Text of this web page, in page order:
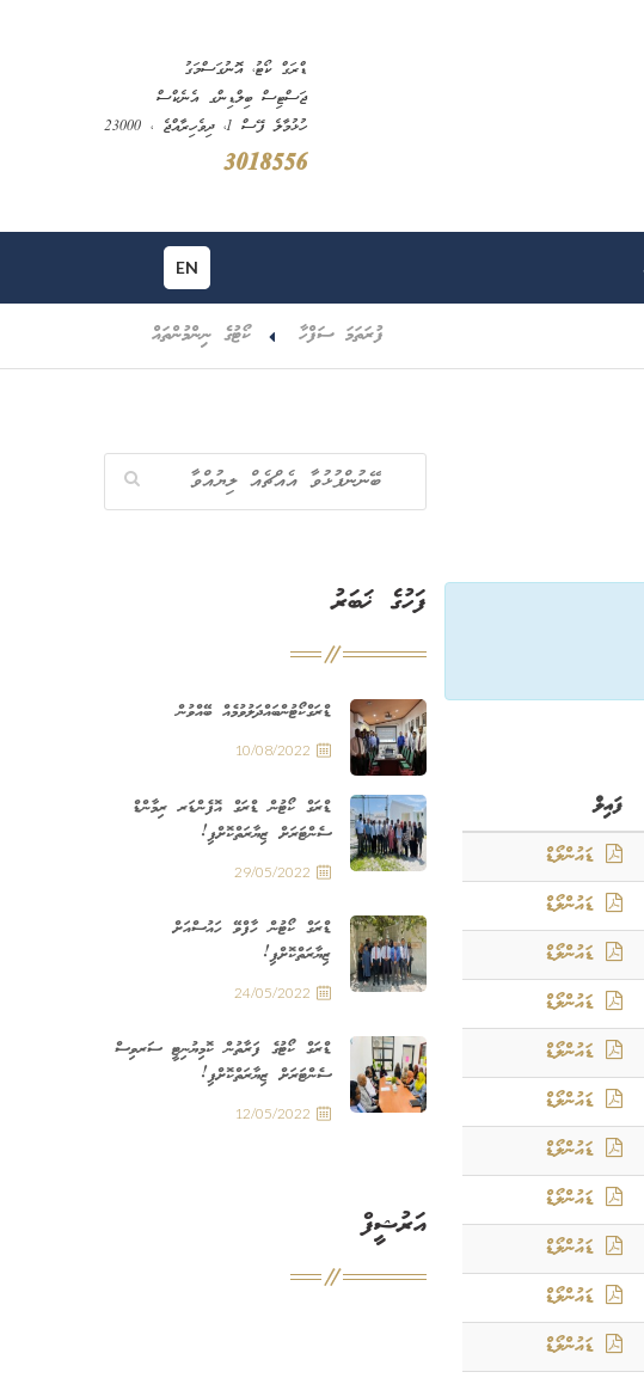
ޑްރަގް ކޯޓު، އޮނުގަސްމަގު
ޖަސްޓިސް ބިލްޑިންގ އެނެކްސް
ހުޅުމާލެ ފޭސް 1، ދިވެހިރާއްޖެ ، 23000
3018556
EN
ފުރަތަމަ ސަފްހާ ކޯޓުގެ ނިންމުންތައް
ފައިލް
ޑައުންލޯޑް
ޑައުންލޯޑް
ޑައުންލޯޑް
ޑައުންލޯޑް
ޑައުންލޯޑް
ޑައުންލޯޑް
ޑައުންލޯޑް
ޑައުންލޯޑް
ޑައުންލޯޑް
ޑައުންލޯޑް
ޑައުންލޯޑް
ފަހުގެ ޚަބަރު
ޑްރަގްކޯޓުންބައްދަލުވުމެއް ބޭއްވުން
10/08/2022
ޑްރަގް ކޯޓުން ޑްރަގް އޮފެންޑަރ ރިމާންޑް
ސެންޓަރަށް ޒިޔާރަތްކޮށްފި!
29/05/2022
ޑްރަގް ކޯޓުން ހާފްވޭ ހައުސްއަށް
ޒިޔާރަތްކޮށްފި!
24/05/2022
ޑްރަގް ކޯޓުގެ ފަރާތުން ކޮމިޔުނިޓީ ސަރވިސް
ސެންޓަރަށް ޒިޔާރަތްކޮށްފި!
12/05/2022
އަރުޝީފް